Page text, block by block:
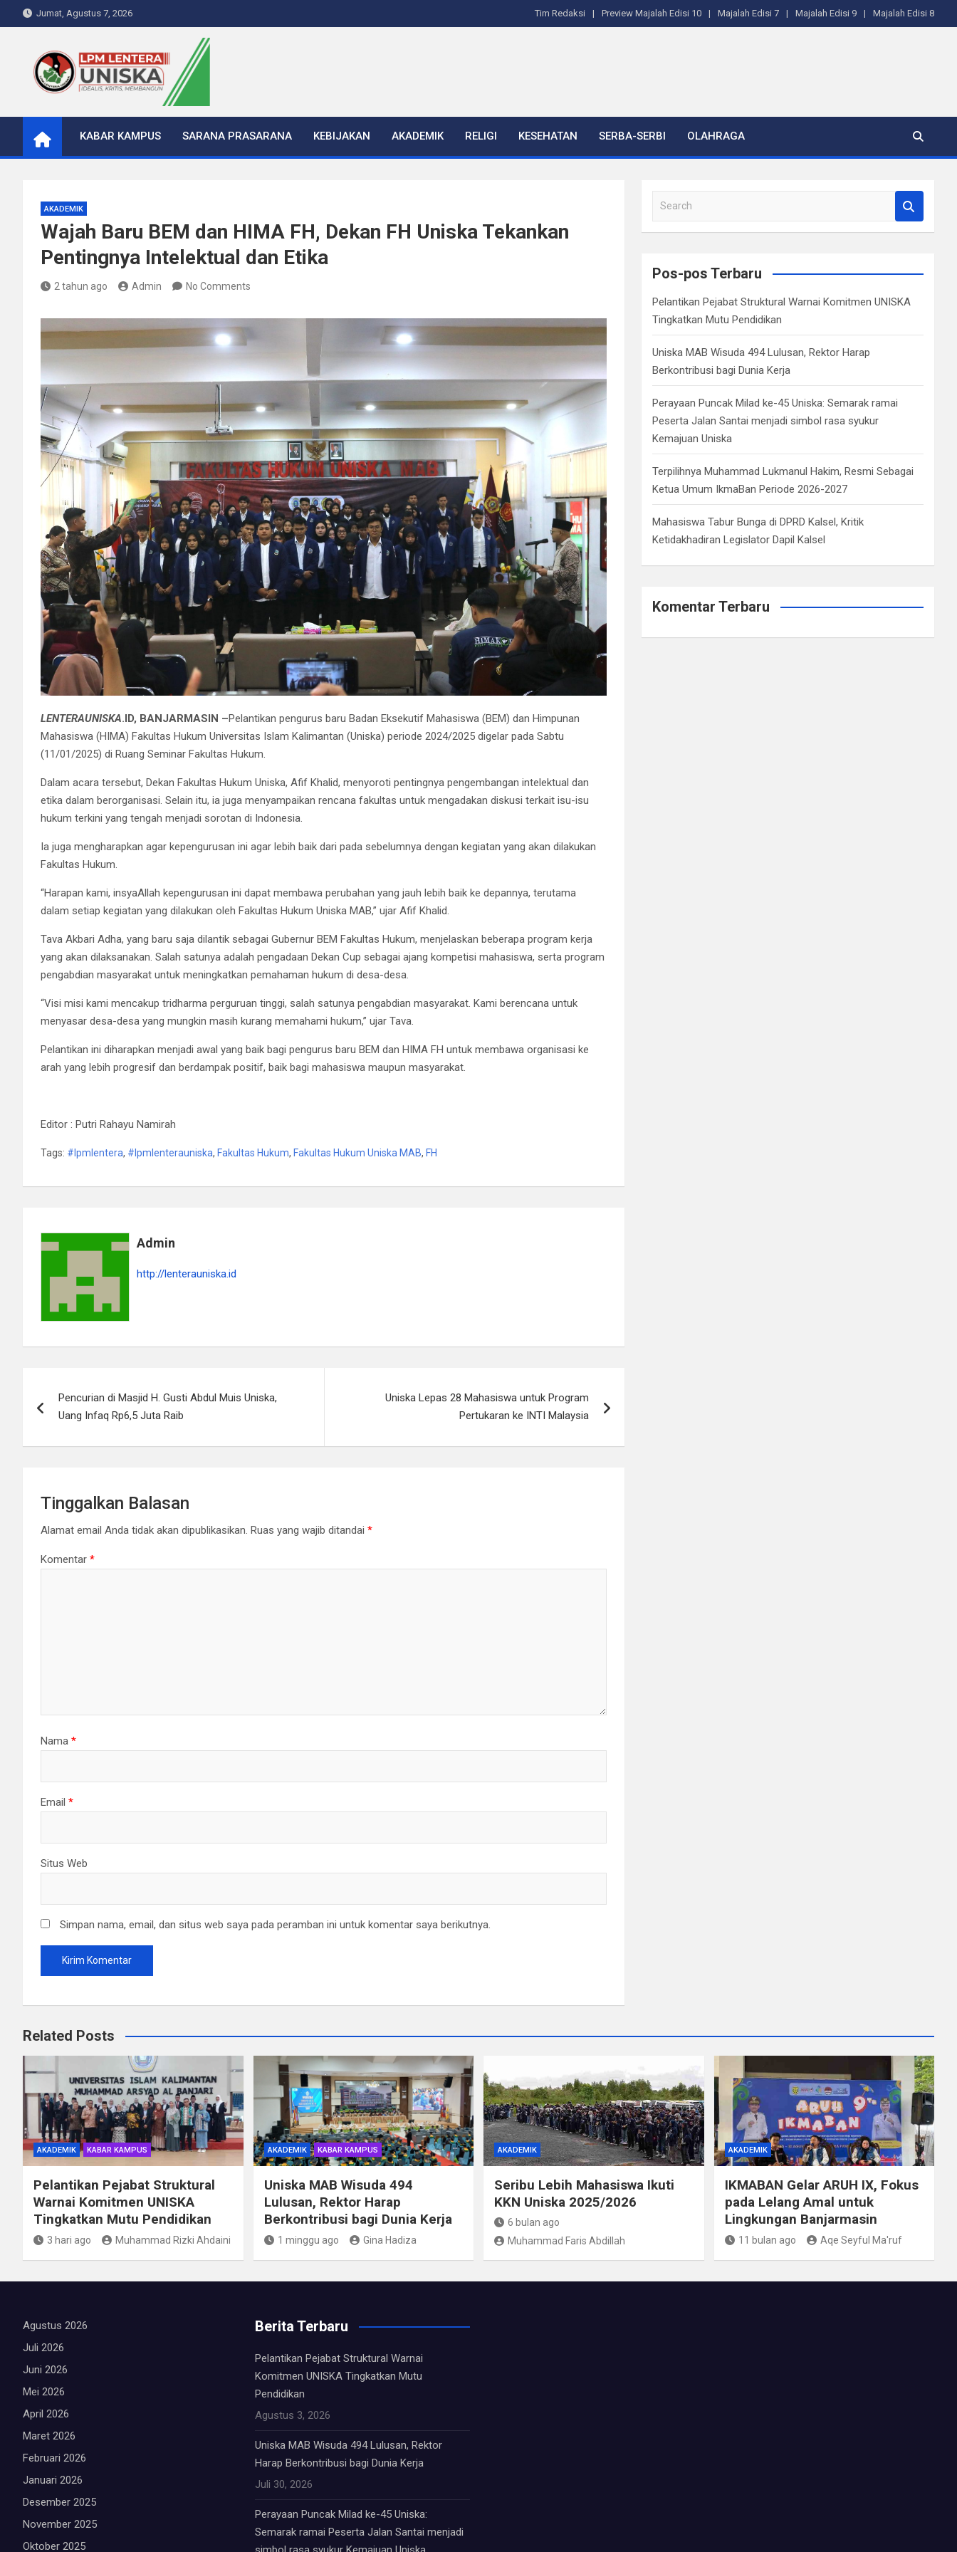
to
Jumat, Agustus 7, 2026 Tim Redaksi Preview Majalah Edisi 10 Majalah Edisi 7 Majalah Edisi 9 Majalah Edisi 8
LPM Lentera Uniska
Portal Berita Kampus
KABAR KAMPUS
SARANA PRASARANA KEBIJAKAN AKADEMIK RELIGI KESEHATAN SERBA-SERBI OLAHRAGA
AKADEMIK
Wajah Baru BEM dan HIMA FH, Dekan FH Uniska Tekankan
Pentingnya Intelektual dan Etika
2 tahun ago Admin No Comments
LENTERAUNISKA.ID, BANJARMASIN –Pelantikan pengurus baru Badan Eksekutif Mahasiswa (BEM) dan Himpunan
Mahasiswa (HIMA) Fakultas Hukum Universitas Islam Kalimantan (Uniska) periode 2024/2025 digelar pada Sabtu
(11/01/2025) di Ruang Seminar Fakultas Hukum.
Dalam acara tersebut, Dekan Fakultas Hukum Uniska, Afif Khalid, menyoroti pentingnya pengembangan intelektual dan
etika dalam berorganisasi. Selain itu, ia juga menyampaikan rencana fakultas untuk mengadakan diskusi terkait isu-isu
hukum terkini yang tengah menjadi sorotan di Indonesia.
Ia juga mengharapkan agar kepengurusan ini agar lebih baik dari pada sebelumnya dengan kegiatan yang akan dilakukan
Fakultas Hukum.
“Harapan kami, insyaAllah kepengurusan ini dapat membawa perubahan yang jauh lebih baik ke depannya, terutama
dalam setiap kegiatan yang dilakukan oleh Fakultas Hukum Uniska MAB,” ujar Afif Khalid.
Tava Akbari Adha, yang baru saja dilantik sebagai Gubernur BEM Fakultas Hukum, menjelaskan beberapa program kerja
yang akan dilaksanakan. Salah satunya adalah pengadaan Dekan Cup sebagai ajang kompetisi mahasiswa, serta program
pengabdian masyarakat untuk meningkatkan pemahaman hukum di desa-desa.
“Visi misi kami mencakup tridharma perguruan tinggi, salah satunya pengabdian masyarakat. Kami berencana untuk
menyasar desa-desa yang mungkin masih kurang memahami hukum,” ujar Tava.
Pelantikan ini diharapkan menjadi awal yang baik bagi pengurus baru BEM dan HIMA FH untuk membawa organisasi ke
arah yang lebih progresif dan berdampak positif, baik bagi mahasiswa maupun masyarakat.
Editor : Putri Rahayu Namirah
Tags: #lpmlentera, #lpmlenterauniska, Fakultas Hukum, Fakultas Hukum Uniska MAB, FH
Admin
http://lenterauniska.id
posPencurian di Masjid H. Gusti Abdul Muis Uniska,
Uang Infaq Rp6,5 Juta Raib
Uniska Lepas 28 Mahasiswa untuk Program
Pertukaran ke INTI Malaysia
Tinggalkan Balasan
Alamat email Anda tidak akan dipublikasikan. Ruas yang wajib ditandai *
Komentar *
Nama *
Email *
Situs Web
Simpan nama, email, dan situs web saya pada peramban ini untuk komentar saya berikutnya.
a
c
Pos-pos Terbaru
Pelantikan Pejabat Struktural Warnai Komitmen UNISKA
Tingkatkan Mutu Pendidikan
Uniska MAB Wisuda 494 Lulusan, Rektor Harap
Berkontribusi bagi Dunia Kerja
Perayaan Puncak Milad ke-45 Uniska: Semarak ramai
Peserta Jalan Santai menjadi simbol rasa syukur
Kemajuan Uniska
Terpilihnya Muhammad Lukmanul Hakim, Resmi Sebagai
Ketua Umum IkmaBan Periode 2026-2027
Mahasiswa Tabur Bunga di DPRD Kalsel, Kritik
Ketidakhadiran Legislator Dapil Kalsel
Komentar Terbaru
Related Posts
AKADEMIK KABAR KAMPUS
Pelantikan Pejabat Struktural
Warnai Komitmen UNISKA
Tingkatkan Mutu Pendidikan
3 hari ago Muhammad Rizki Ahdaini
AKADEMIK KABAR KAMPUS
Uniska MAB Wisuda 494
Lulusan, Rektor Harap
Berkontribusi bagi Dunia Kerja
1 minggu ago Gina Hadiza
AKADEMIK
Seribu Lebih Mahasiswa Ikuti
KKN Uniska 2025/2026
6 bulan ago
Muhammad Faris Abdillah
AKADEMIK
IKMABAN Gelar ARUH IX, Fokus
pada Lelang Amal untuk
Lingkungan Banjarmasin
11 bulan ago Aqe Seyful Ma'ruf
Agustus 2026
Juli 2026
Juni 2026
Mei 2026
April 2026
Maret 2026
Februari 2026
Januari 2026
Desember 2025
November 2025
Oktober 2025
Berita Terbaru
Pelantikan Pejabat Struktural Warnai
Komitmen UNISKA Tingkatkan Mutu
Pendidikan
Agustus 3, 2026
Uniska MAB Wisuda 494 Lulusan, Rektor
Harap Berkontribusi bagi Dunia Kerja
Juli 30, 2026
Perayaan Puncak Milad ke-45 Uniska:
Semarak ramai Peserta Jalan Santai menjadi